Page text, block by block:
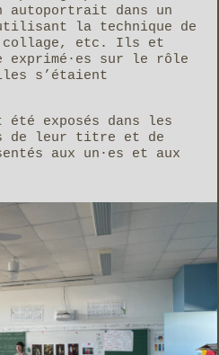
autoportrait dans un
la technique de
collage, etc. Ils et
sur le rôle
s’étaient
exposés dans les
de leur titre et de
aux un·es et aux